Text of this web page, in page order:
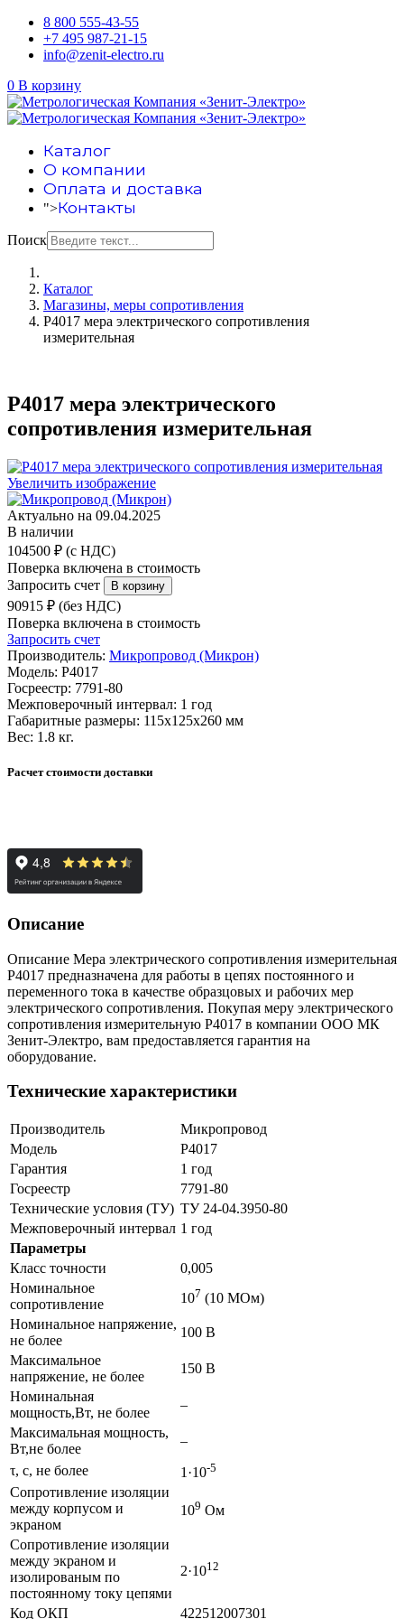
8 800 555-43-55
+7 495 987-21-15
info@zenit-electro.ru
0 В корзину
Каталог
О компании
Оплата и доставка
">Контакты
Поиск
Каталог
Магазины, меры сопротивления
Р4017 мера электрического сопротивления
измерительная
Р4017 мера электрического
сопротивления измерительная
Увеличить изображение
Актуально на 09.04.2025
В наличии
104500 ₽ (с НДС)
Поверка включена в стоимость
Запросить счет
90915 ₽ (без НДС)
Поверка включена в стоимость
Запросить счет
Производитель: Микропровод (Микрон)
Модель: Р4017
Госреестр: 7791-80
Межповерочный интервал: 1 год
Габаритные размеры: 115x125x260 мм
Вес: 1.8 кг.
Расчет стоимости доставки
Описание
Описание Мера электрического сопротивления измерительная
Р4017 предназначена для работы в цепях постоянного и
переменного тока в качестве образцовых и рабочих мер
электрического сопротивления. Покупая меру электрического
сопротивления измерительную Р4017 в компании ООО МК
Зенит-Электро, вам предоставляется гарантия на
оборудование.
Технические характеристики
Производитель
Микропровод
Модель
Р4017
Гарантия
1 год
Госреестр
7791-80
Технические условия (ТУ) ТУ 24-04.3950-80
Межповерочный интервал 1 год
Параметры
Класс точности
0,005
Номинальное
сопротивление
107 (10 МОм)
Номинальное напряжение,
не более
100 В
Максимальное
напряжение, не более
150 В
Номинальная
мощность,Вт, не более
–
Максимальная мощность,
Вт,не более
–
τ, с, не более
1·10-5
Сопротивление изоляции
между корпусом и
экраном
109 Ом
Сопротивление изоляции
между экраном и
изолированым по
постоянному току цепями
2·1012
Код ОКП 422512007301